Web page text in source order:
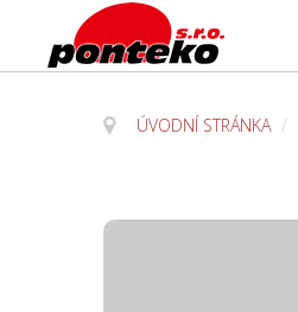
ÚVODNÍ STRÁNKA /